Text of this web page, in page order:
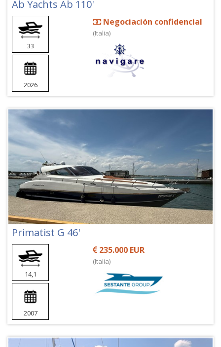
Ab Yachts Ab 110'
33
2026
Negociación confidencial
(Italia)
Primatist G 46'
14,1
2007
235.000 EUR
(Italia)